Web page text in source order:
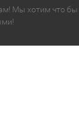
Мы хотим что бы